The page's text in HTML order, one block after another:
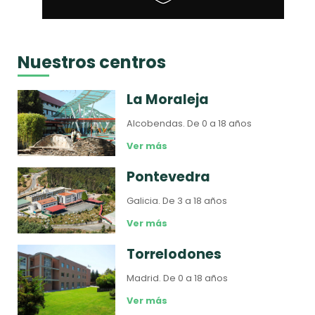
Nuestros centros
La Moraleja
Alcobendas.De 0 a 18 años
Ver más
Pontevedra
Galicia.De 3 a 18 años
Ver más
Torrelodones
Madrid.De 0 a 18 años
Ver más